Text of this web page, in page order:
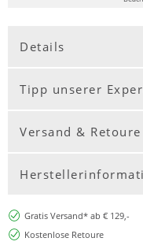
Details
Tipp unserer
Versand & Retoure
Gratis Versand* ab € 129,-
Kostenlose Retoure